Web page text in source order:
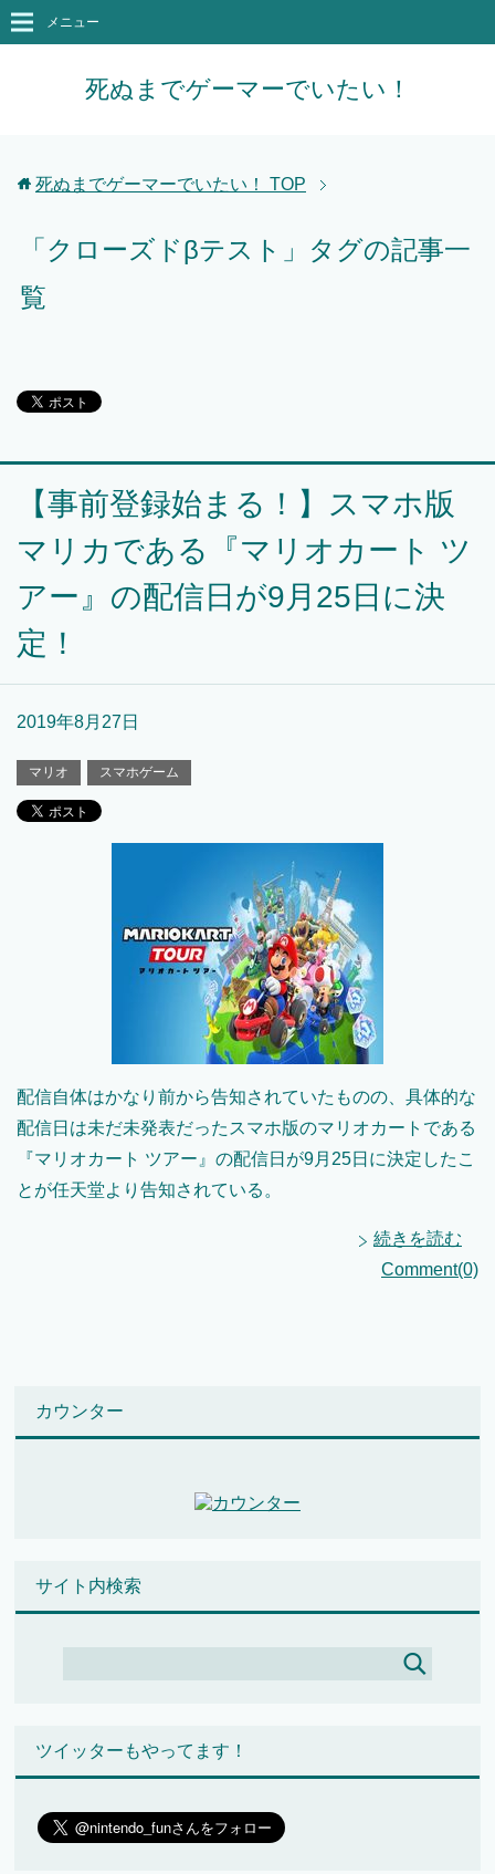
死ぬまでゲーマーでいたい！
メニュー
死ぬまでゲーマーでいたい！ TOP
「クローズドβテスト」タグの記事一
覧
【事前登録始まる！】スマホ版
マリカである『マリオカート ツ
アー』の配信日が9月25日に決
定！
2019年8月27日
マリオ スマホゲーム
配信自体はかなり前から告知されていたものの、具体的な
配信日は未だ未発表だったスマホ版のマリオカートである
『マリオカート ツアー』の配信日が9月25日に決定したこ
とが任天堂より告知されている。
続きを読む
Comment(0)
カウンター
サイト内検索
ツイッターもやってます！